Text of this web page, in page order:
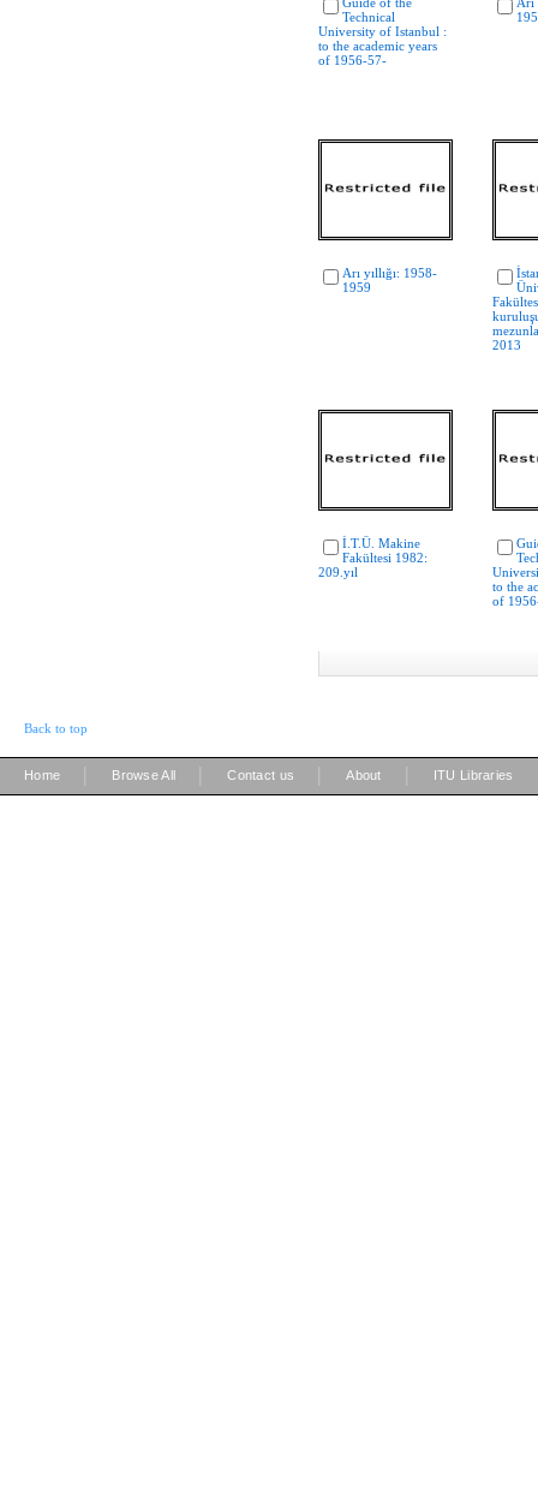
Technical
University of Istanbul :
to the academic years
of 1956-57-
Arı yıllığı: 1958-
1959
2013
İ.T.Ü. Makine
Fakültesi 1982:
209.yıl
to the
of
Back to top
Home Browse All Contact us About ITU Libraries